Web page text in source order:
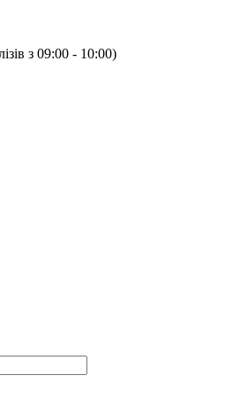
з 09:00 - 10:00)